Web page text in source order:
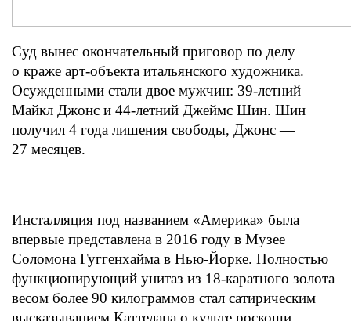
Суд вынес окончательный приговор по делу
о краже арт-объекта итальянского художника.
Осужденными стали двое мужчин: 39-летний
Майкл Джонс и 44-летний Джеймс Шин. Шин
получил 4 года лишения свободы, Джонс —
27 месяцев.
Инсталляция под названием «Америка» была
впервые представлена в 2016 году в Музее
Соломона Гуггенхайма в Нью-Йорке. Полностью
функционирующий унитаз из 18-каратного золота
весом более 90 килограммов стал сатирическим
высказыванием Каттелана о культе роскоши